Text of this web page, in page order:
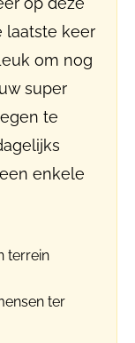
laatste keer
om nog
super
te
enkele
terrein
ter